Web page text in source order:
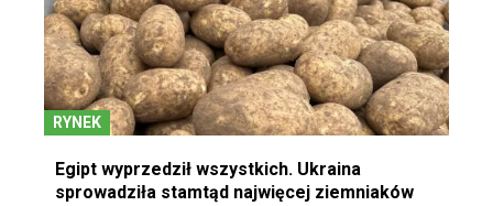
RYNEK
Egipt wyprzedził wszystkich. Ukraina
sprowadziła stamtąd najwięcej ziemniaków